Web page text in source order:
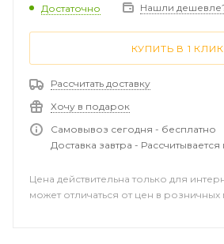
Достаточно Нашли
КУПИТЬ В 1 КЛИК
Рассчитать доставку
Хочу в подарок
Самовывоз сегодня - бесплатно
Доставка завтра -
Цена действительна только для
может отличаться от цен в розничных